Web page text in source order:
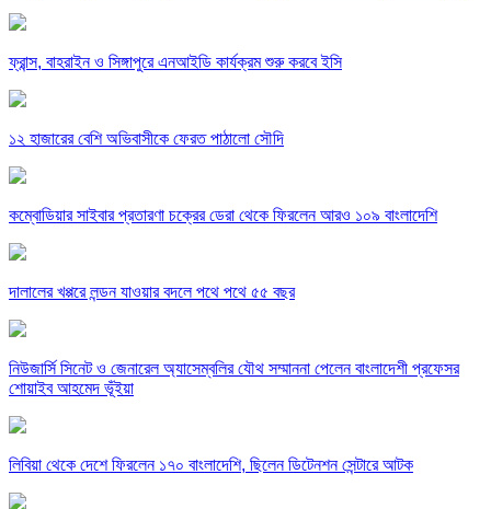
ফ্রান্স, বাহরাইন ও সিঙ্গাপুরে এনআইডি কার্যক্রম শুরু করবে ইসি
১২ হাজারের বেশি অভিবাসীকে ফেরত পাঠালো সৌদি
কম্বোডিয়ার সাইবার প্রতারণা চক্রের ডেরা থেকে ফিরলেন আরও ১০৯ বাংলাদেশি
দালালের খপ্পরে লন্ডন যাওয়ার বদলে পথে পথে ৫৫ বছর
নিউজার্সি সিনেট ও জেনারেল অ্যাসেম্বলির যৌথ সম্মাননা পেলেন বাংলাদেশী প্রফেসর
শোয়াইব আহমেদ ভূঁইয়া
লিবিয়া থেকে দেশে ফিরলেন ১৭০ বাংলাদেশি, ছিলেন ডিটেনশন সেন্টারে আটক